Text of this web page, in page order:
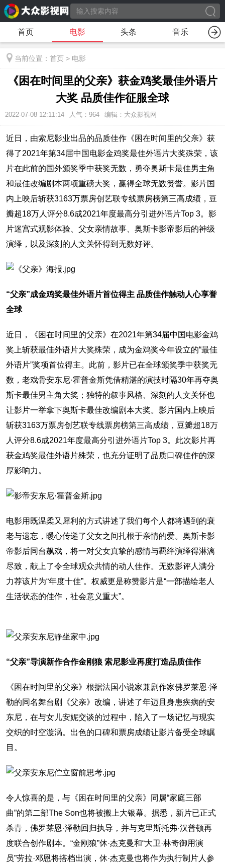
首页 电影 头条 音乐
当前位置： 首页 > 电影
《困在时间里的父亲》获金鸡奖最佳外语片
大奖 品质佳作征服全球
2022-07-08 12:11:14 人气： 964 编辑：大众影视网
近日，由索尼影业出品的品质佳作《困在时间里的父亲》获
得了2021年第34届中国电影金鸡奖最佳外语片大奖殊荣，该
片在此前的国外颁奖季中获奖无数，勇夺奥斯卡最佳男主角
和最佳改编剧本两项重磅大奖，赢得全球无数赞誉。影片国
内上映后斩获3163万票房创艺联专线票房榜第三高成绩，豆
瓣超18万人评分8.6成2021年度最高分引进外语片Top 3。影
片迷宫式观影体验、父女亲情故事、奥斯卡影帝影后的神级
演绎，以及深刻的人文关怀得到无数好评。
“父亲”成金鸡奖最佳外语片首位得主 品质佳作触动人心享誉
全球
近日，《困在时间里的父亲》在2021年第34届中国电影金鸡
奖上斩获最佳外语片大奖殊荣，成为金鸡奖今年设立的“最佳
外语片”奖项首位得主。此前，影片已在全球颁奖季中获奖无
数，老戏骨安东尼·霍普金斯凭借精湛的演技时隔30年再夺奥
斯卡最佳男主角大奖；独特的叙事风格、深刻的人文关怀也
让影片一举拿下奥斯卡最佳改编剧本大奖。影片国内上映后
斩获3163万票房创艺联专线票房榜第三高成绩，豆瓣超18万
人评分8.6成2021年度最高分引进外语片Top 3。此次影片再
获金鸡奖最佳外语片殊荣，也充分证明了品质口碑佳作的深
厚影响力。
电影用既温柔又犀利的方式讲述了我们每个人都将遇到的衰
老与遗忘，暖心传递了父女之间扎根于亲情的爱。奥斯卡影
帝影后同台飙戏，将一对父女真挚的感情与羁绊演绎得淋漓
尽致，献上了令全球观众共情的动人佳作。无数影评人满分
力荐该片为“年度十佳”。权威更是称赞影片是“一部描绘老人
生活状态的佳作，社会意义重大”。
“父亲”导演新作合作金刚狼 索尼影业再度打造品质佳作
《困在时间里的父亲》根据法国小说家兼剧作家佛罗莱恩·泽
勒的同名舞台剧《父亲》改编，讲述了年迈且身患疾病的安
东尼，在与女儿安妮交谈的过程中，陷入了一场记忆与现实
交织的时空漩涡。出色的口碑和票房成绩让影片备受全球瞩
目。
令人惊喜的是，与《困在时间里的父亲》同属“家庭三部
曲”的第二部The Son也将被搬上大银幕。据悉，新片已正式
杀青，佛罗莱恩·泽勒回归执导，并与克里斯托弗·汉普顿再
度联合创作剧本。“金刚狼”休·杰克曼和“大卫·林奇御用演
员”劳拉·邓恩将搭档出演，休·杰克曼也将作为执行制片人参